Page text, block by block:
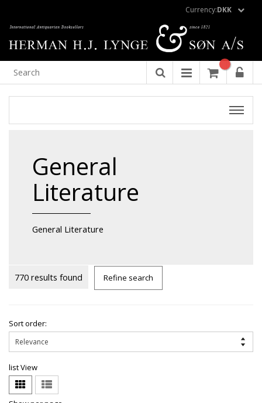
Currency:DKK
General
Literature
General Literature
770 results found Refine search
Sort order:
list View